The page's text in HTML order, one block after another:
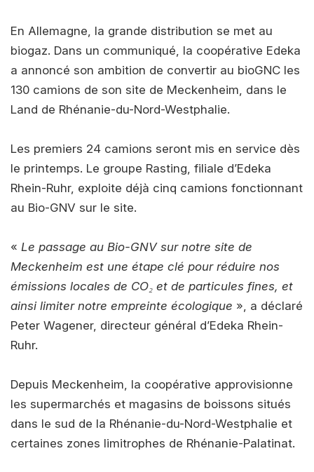
En Allemagne, la grande distribution se met au
biogaz. Dans un communiqué, la coopérative Edeka
a annoncé son ambition de convertir au bioGNC les
130 camions de son site de Meckenheim, dans le
Land de Rhénanie-du-Nord-Westphalie.
Les premiers 24 camions seront mis en service dès
le printemps. Le groupe Rasting, filiale d’Edeka
Rhein-Ruhr, exploite déjà cinq camions fonctionnant
au Bio-GNV sur le site.
« Le passage au Bio-GNV sur notre site de
Meckenheim est une étape clé pour réduire nos
émissions locales de CO₂ et de particules fines, et
ainsi limiter notre empreinte écologique », a déclaré
Peter Wagener, directeur général d’Edeka Rhein-
Ruhr.
Depuis Meckenheim, la coopérative approvisionne
les supermarchés et magasins de boissons situés
dans le sud de la Rhénanie-du-Nord-Westphalie et
certaines zones limitrophes de Rhénanie-Palatinat.